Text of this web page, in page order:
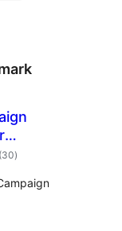
(30загальний
рейтинг
)